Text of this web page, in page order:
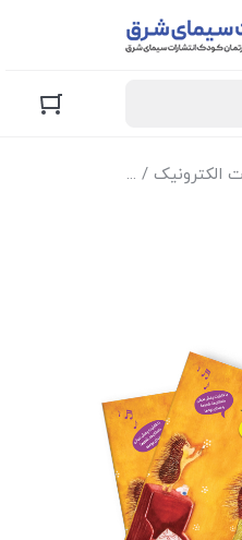
الکترونیک / نسخه الکترونیک